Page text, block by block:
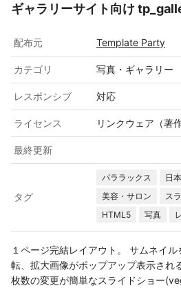
ギャラリーサイト向け
配布元 Template Party
カテゴリ 写真・ギャラリー
レスポンシブ 対応
ライセンス リンクウェア（著
最終更新
タグ
パララックス 日
美容・サロン
ス
HTML5
写真
１ページ完結レイアウト。 サムネイ
転、拡大画像がポップアップ表示され
枚数の変更が簡単なスライドショー